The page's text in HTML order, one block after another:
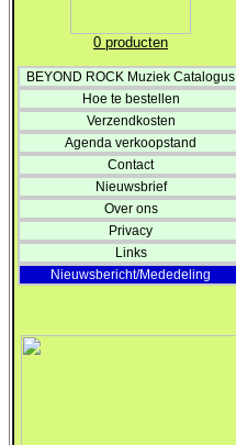
0 producten
BEYOND ROCK Muziek Catalogus
Hoe te bestellen
Verzendkosten
Agenda verkoopstand
Contact
Nieuwsbrief
Over ons
Privacy
Links
Nieuwsbericht/Mededeling